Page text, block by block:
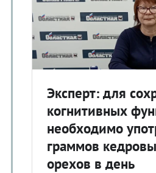
Эксперт: для
когнитивных
необходимо
граммов
орехов в день